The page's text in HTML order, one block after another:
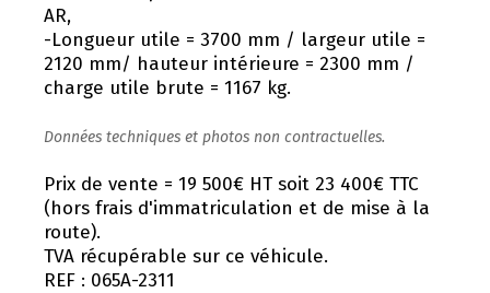
AR,
-Longueur utile = 3700 mm / largeur utile =
2120 mm/ hauteur intérieure = 2300 mm /
charge utile brute = 1167 kg.
Données techniques et photos non contractuelles.
Prix de vente = 19 500€ HT soit 23 400€ TTC
(hors frais d'immatriculation et de mise à la
route).
TVA récupérable sur ce véhicule.
REF : 065A-2311